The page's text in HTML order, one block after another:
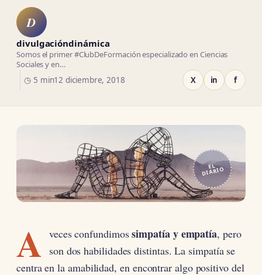
D
divulgacióndinámica
Somos el primer #ClubDeFormación especializado en Ciencias
Sociales y en…
◷ 5 min12 diciembre, 2018 X in f
EL
DIARIO
A veces confundimossimpatía y empatía, pero
son dos habilidades distintas. La simpatía se
centra en la amabilidad, en encontrar algo positivo del